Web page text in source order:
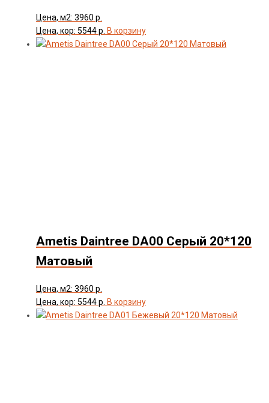
Цена, м2: 3960 р.
Цена, кор: 5544 р. В корзину
Ametis Daintree DA00 Серый 20*120
Матовый
Цена, м2: 3960 р.
Цена, кор: 5544 р. В корзину